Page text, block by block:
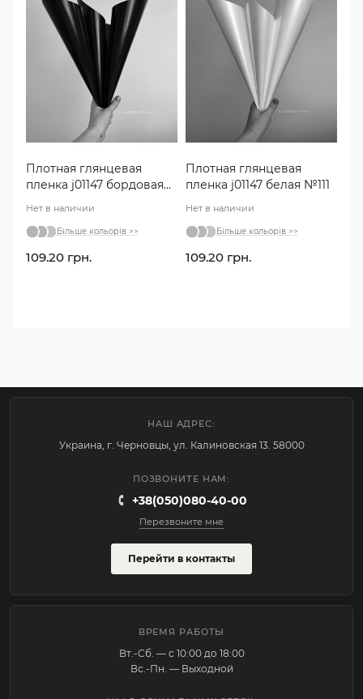
Плотная глянцевая
пленка j01147 бордовая
Нет в наличии
Більше кольорів >>
109.20 грн.
Плотная глянцевая
пленка j01147 белая №111
Нет в наличии
Більше кольорів >>
109.20 грн.
НАШ АДРЕС:
Украина, г. Черновцы, ул. Калиновская 13. 58000
ПОЗВОНИТЕ НАМ:
+38(050)080-40-00
Перезвоните мне
Перейти в контакты
ВРЕМЯ РАБОТЫ
Вт.-Cб. — с 10:00 до 18:00
Вс.-Пн. — Выходной